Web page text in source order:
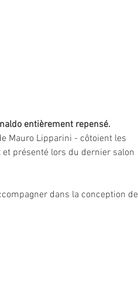
entièrement repensé.
Mauro Lipparini - côtoient les
présenté lors du dernier salon
dans la conception de